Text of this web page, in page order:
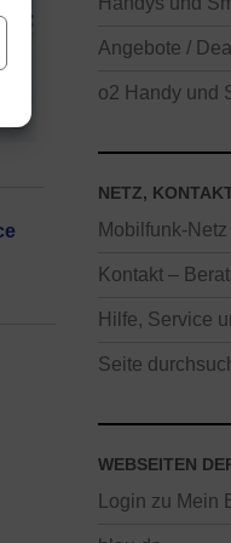
Angebote /
o2 Handy und
NETZ,
Mobilfunk-
Kontakt –
Hilfe, Service
Seite
WEBSEITEN
Login zu Mein